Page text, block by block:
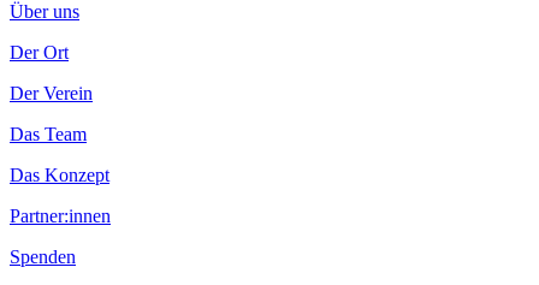
Über uns
Der Ort
Der Verein
Das Team
Das Konzept
Partner:innen
Spenden